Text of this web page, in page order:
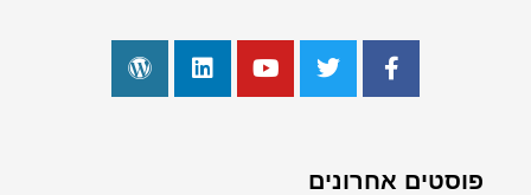
פוסטים אחרונים